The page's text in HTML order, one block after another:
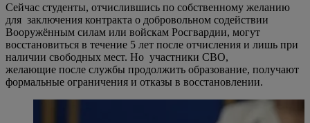
Сейчас студенты, отчислившись по собственному желанию
для заключения контракта о добровольном содействии
Вооружённым силам или войскам Росгвардии, могут
восстановиться в течение 5 лет после отчисления и лишь при
наличии свободных мест. Но участники СВО,
желающие после службы продолжить образование, получают
формальные ограничения и отказы в восстановлении.